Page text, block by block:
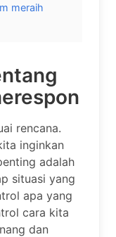
meraih
rencana.
inginkan
adalah
situasi yang
apa yang
cara kita
dan